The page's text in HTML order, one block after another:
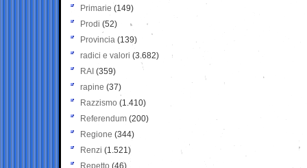
Primarie (149)
Prodi (52)
Provincia (139)
radici e valori (3.682)
RAI (359)
rapine (37)
Razzismo (1.410)
Referendum (200)
Regione (344)
Renzi (1.521)
Repetto (46)